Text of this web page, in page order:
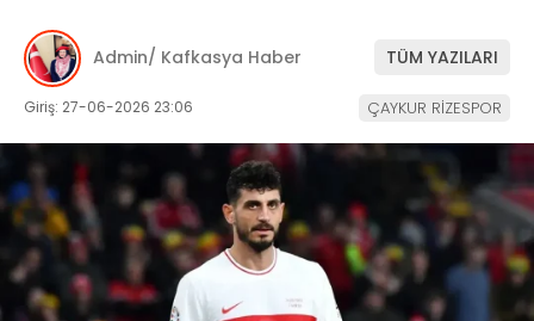
Admin/ Kafkasya Haber TÜM YAZILARI
Giriş: 27-06-2026 23:06 ÇAYKUR RİZESPOR